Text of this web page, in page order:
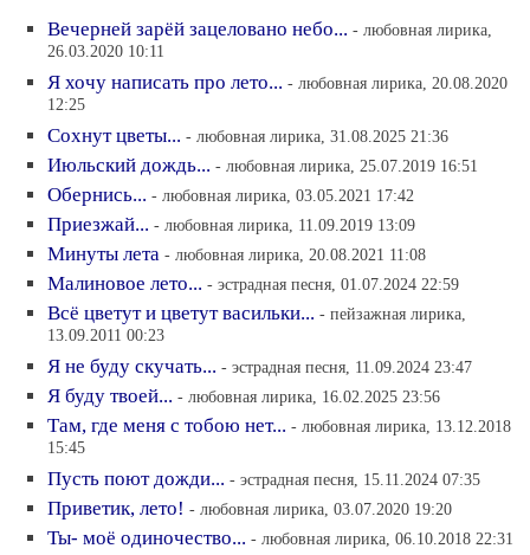
Вечерней зарёй зацеловано небо... - любовная лирика,
26.03.2020 10:11
Я хочу написать про лето... - любовная лирика, 20.08.2020
12:25
Сохнут цветы... - любовная лирика, 31.08.2025 21:36
Июльский дождь... - любовная лирика, 25.07.2019 16:51
Обернись... - любовная лирика, 03.05.2021 17:42
Приезжай... - любовная лирика, 11.09.2019 13:09
Минуты лета - любовная лирика, 20.08.2021 11:08
Малиновое лето... - эстрадная песня, 01.07.2024 22:59
Всё цветут и цветут васильки... - пейзажная лирика,
13.09.2011 00:23
Я не буду скучать... - эстрадная песня, 11.09.2024 23:47
Я буду твоей... - любовная лирика, 16.02.2025 23:56
Там, где меня с тобою нет... - любовная лирика, 13.12.2018
15:45
Пусть поют дожди... - эстрадная песня, 15.11.2024 07:35
Приветик, лето! - любовная лирика, 03.07.2020 19:20
Ты- моё одиночество... - любовная лирика, 06.10.2018 22:31